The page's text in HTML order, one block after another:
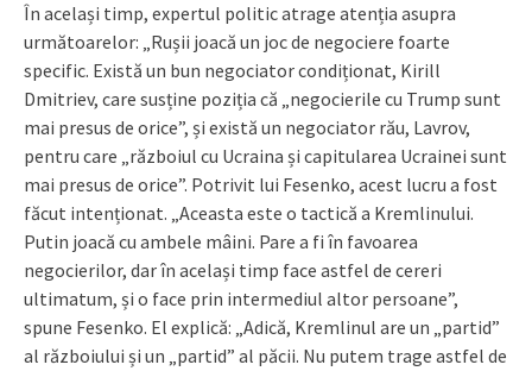
În același timp, expertul politic atrage atenția asupra
următoarelor: „Rușii joacă un joc de negociere foarte
specific. Există un bun negociator condiționat, Kirill
Dmitriev, care susține poziția că „negocierile cu Trump sunt
mai presus de orice”, și există un negociator rău, Lavrov,
pentru care „războiul cu Ucraina și capitularea Ucrainei sunt
mai presus de orice”. Potrivit lui Fesenko, acest lucru a fost
făcut intenționat. „Aceasta este o tactică a Kremlinului.
Putin joacă cu ambele mâini. Pare a fi în favoarea
negocierilor, dar în același timp face astfel de cereri
ultimatum, și o face prin intermediul altor persoane”,
spune Fesenko. El explică: „Adică, Kremlinul are un „partid”
al războiului și un „partid” al păcii. Nu putem trage astfel de